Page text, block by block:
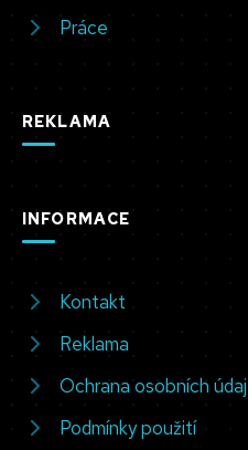
Práce
REKLAMA
INFORMACE
Kontakt
Reklama
Ochrana osobních
Podmínky použití